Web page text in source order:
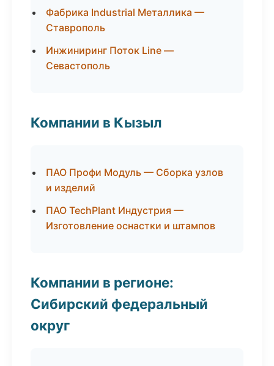
Фабрика Industrial Металлика —
Ставрополь
Инжиниринг Поток Line —
Севастополь
Компании в Кызыл
ПАО Профи Модуль — Сборка узлов
и изделий
ПАО TechPlant Индустрия —
Изготовление оснастки и штампов
Компании в регионе:
Сибирский федеральный
округ